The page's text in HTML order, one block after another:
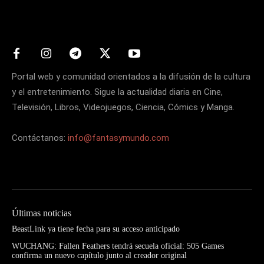
Portal web y comunidad orientados a la difusión de la cultura
y el entretenimiento. Sigue la actualidad diaria en Cine,
Televisión, Libros, Videojuegos, Ciencia, Cómics y Manga.
Contáctanos: info@fantasymundo.com
Últimas noticias
BeastLink ya tiene fecha para su acceso anticipado
WUCHANG: Fallen Feathers tendrá secuela oficial: 505 Games
confirma un nuevo capítulo junto al creador original